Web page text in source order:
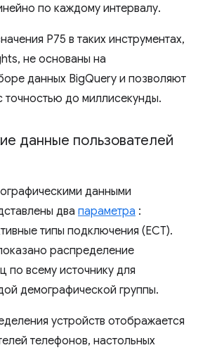
по каждому интервалу.
P75 в таких инструментах,
не основаны на
данных BigQuery и позволяют
точностью до миллисекунды.
данные пользователей
данными
два параметра :
типы подключения (ECT).
распределение
по всему источнику для
демографической группы.
устройств отображается
телефонов, настольных